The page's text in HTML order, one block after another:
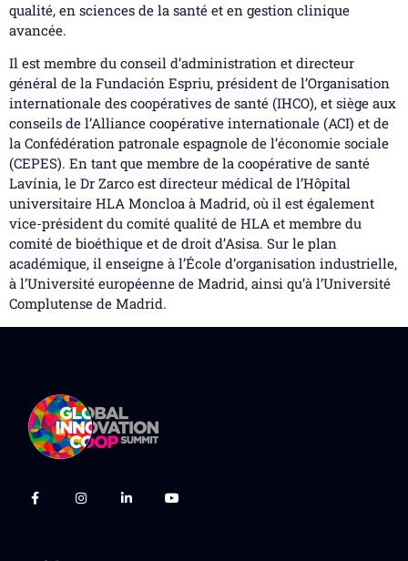
qualité, en sciences de la santé et en gestion clinique
avancée.
Il est membre du conseil d’administration et directeur
général de la Fundación Espriu, président de l’Organisation
internationale des coopératives de santé (IHCO), et siège aux
conseils de l’Alliance coopérative internationale (ACI) et de
la Confédération patronale espagnole de l’économie sociale
(CEPES). En tant que membre de la coopérative de santé
Lavínia, le Dr Zarco est directeur médical de l’Hôpital
universitaire HLA Moncloa à Madrid, où il est également
vice-président du comité qualité de HLA et membre du
comité de bioéthique et de droit d’Asisa. Sur le plan
académique, il enseigne à l’École d’organisation industrielle,
à l’Université européenne de Madrid, ainsi qu’à l’Université
Complutense de Madrid.